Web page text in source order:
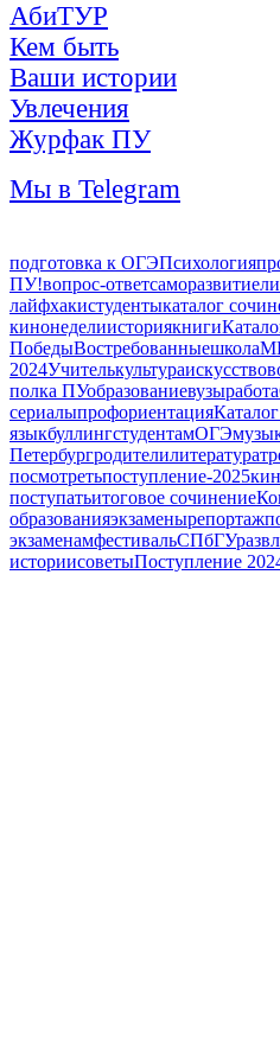
АбиТУР
Кем быть
Ваши истории
Увлечения
Журфак ПУ
Мы в Telegram
подготовка к ОГЭПсихология
ПУ!вопрос-ответсаморазвитие
лайфхакистудентыкаталог
кинонеделиисториякниги
ПобедыВостребованныешкола
2024Учителькультураискусство
полка ПУобразованиевузыработа
сериалыпрофориентация
языкбуллингстудентамОГЭ
Петербургродителилитература
посмотретьпоступление-2025
поступатьитоговое сочинение
образованияэкзаменырепортаж
экзаменамфестивальСПбГУ
историисоветыПоступление